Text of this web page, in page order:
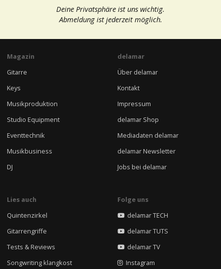
Deine Privatsphäre ist uns wichtig.
Abmeldung ist jederzeit möglich.
Magazin
Gitarre
Keys
Musikproduktion
Studio Equipment
Eventtechnik
Musikbusiness
DJ
delamar
Über delamar
Kontakt
Impressum
delamar Shop
Mediadaten delamar
delamar Newsletter
Jobs bei delamar
Lies auch
Quintenzirkel
Gitarrengriffe
Tests & Reviews
Songwriting klangkost
Folge uns
delamar TECH
delamar TUTS
delamar TV
Instagram